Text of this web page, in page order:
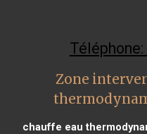
Zone
chauffe eau